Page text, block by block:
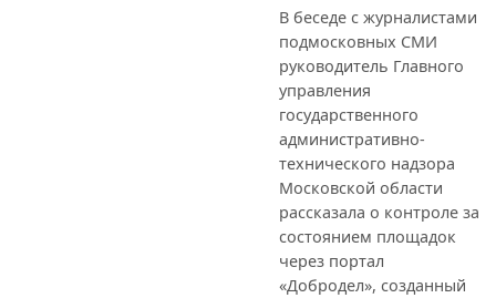
В беседе с журналистами
подмосковных СМИ
руководитель Главного
управления
государственного
административно-
технического надзора
Московской области
рассказала о контроле за
состоянием площадок
через портал
«Добродел», созданный